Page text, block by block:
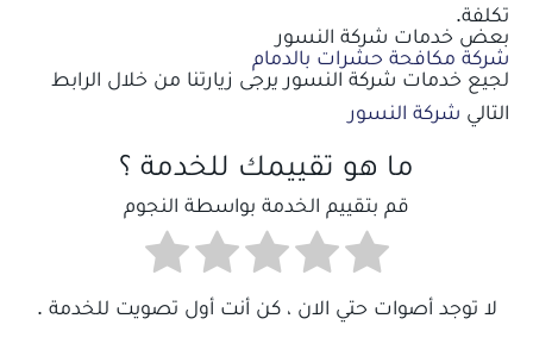
تكلفة.
بعض خدمات شركة النسور
شركة مكافحة حشرات بالدمام
لجيع خدمات شركة النسور يرجى زيارتنا من خلال الرابط
التالي شركة النسور
ما هو تقييمك للخدمة ؟
قم بتقييم الخدمة بواسطة النجوم
لا توجد أصوات حتي الان ، كن أنت أول تصويت للخدمة .